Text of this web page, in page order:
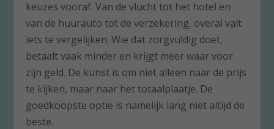
keuzes vooraf. Van de vlucht tot het hotel en
van de huurauto tot de verzekering, overal valt
iets te vergelijken. Wie dat zorgvuldig doet,
betaalt vaak minder en krijgt meer waar voor
zijn geld. De kunst is om niet alleen naar de prijs
te kijken, maar naar het totaalplaatje. De
goedkoopste optie is namelijk lang niet altijd de
beste.